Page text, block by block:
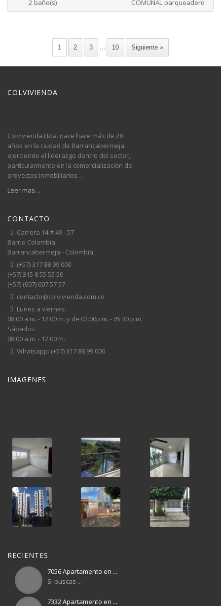
2 baño(s)
COMUNAL parqueadero
1 2 3 … 10 Siguiente »
COLVIVIENDA
Colvivienda Ltda. nace hace más de 28
años en la ciudad de Barrancabermeja
ejerciendo el liderazgo dentro del sector,
particularmente en la comercialización de
proyectos inmobiliarios…
Leer mas…
CONTACTO
Carrera 14 # 49 - 57
Barrio Colombia
Barrancabermeja - Colombia
(+57) 317 88 99 000
(+57) 315 8 55 55 50
(+57) (607) 607 57 57
contacto@colvivienda.com.co
Lunes a viernes:
08:00 a.m. - 12:00 m. y de 02:00p.m. - 05:30 p.m.
Sábados:
08:00 a.m. - 12:00 m.
Whatsapp: (+57) 317 88 99 000
IMAGENES
RECIENTES
7056 Apartamento en ...
Si buscas ...
7332 Apartamento en ...